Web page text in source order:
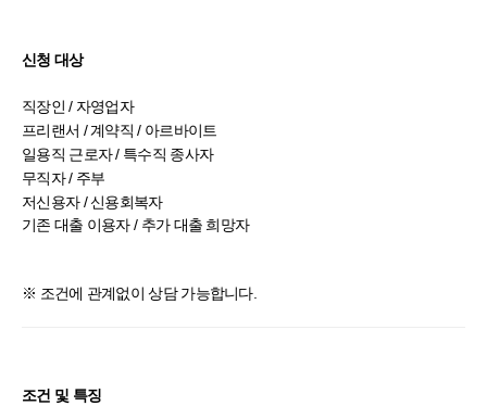
신청 대상
직장인 / 자영업자
프리랜서 / 계약직 / 아르바이트
일용직 근로자 / 특수직 종사자
무직자 / 주부
저신용자 / 신용회복자
기존 대출 이용자 / 추가 대출 희망자
※ 조건에 관계없이 상담 가능합니다.
조건 및 특징